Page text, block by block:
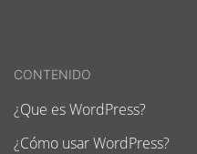
CONTENIDO
¿Que es WordPress?
¿Cómo usar WordPress?